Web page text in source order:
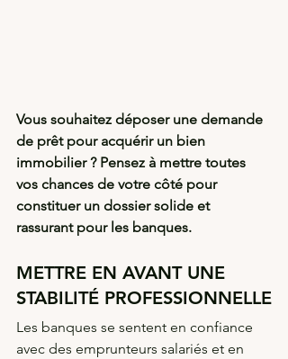
Vous souhaitez déposer une demande
de prêt pour acquérir un bien
immobilier ? Pensez à mettre toutes
vos chances de votre côté pour
constituer un dossier solide et
rassurant pour les banques.
METTRE EN AVANT UNE
STABILITÉ PROFESSIONNELLE
Les banques se sentent en confiance
avec des emprunteurs salariés et en